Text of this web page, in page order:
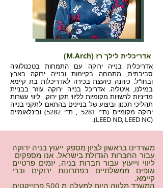
אדריכלית לילך רז (M.Arch)
אדריכלית בנייה ירוקה עם התמחות בטכנולוגיה
סביבתית, מתמחה בקיימות ובנייה ירוקה בארץ
ובחו“ל. כיהנה כיועצת בכירה לאדריכלות בת קיימא
במילנו, איטליה. אדריכל בנייה ירוקה עוזר בבניית
מדיניות לרשויות מקומיות לליווי תקן ירוק. ליווי עשרות
תהליכי תכנון וביצוע של בניינים בהתאם לתקני בנייה
ירוקה מקומיים (ת"י 5281 , ת"י 5282) ובינלאומיים
(LEED ND, LEED NC).
משרדינו בראשון לציון מספק ייעוץ בניה ירוקה
עבור החברות הגדולת בישראל. אנו מספקים
ֿליווי וייעוץ עבור חברות בניה, יזמים פרטיים
וגופים ממשלתיים בפתרונות ירוקים וברי
קיימא.
המשרד מלווה היום למעלה מ 500 פרוייקטים